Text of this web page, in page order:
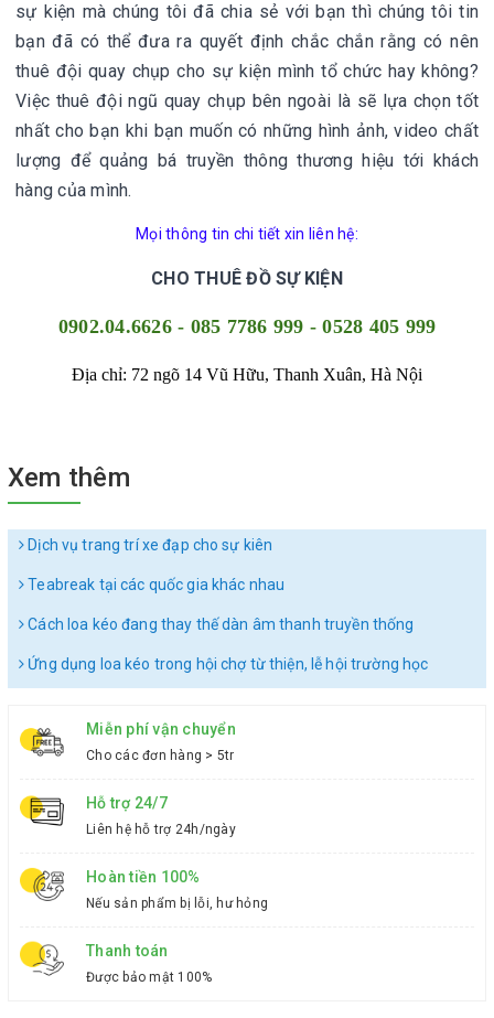
sự kiện mà chúng tôi đã chia sẻ với bạn thì chúng tôi tin
bạn đã có thể đưa ra quyết định chắc chắn rằng có nên
thuê đội quay chụp cho sự kiện mình tổ chức hay không?
Việc thuê đội ngũ quay chụp bên ngoài là sẽ lựa chọn tốt
nhất cho bạn khi bạn muốn có những hình ảnh, video chất
lượng để quảng bá truyền thông thương hiệu tới khách
hàng của mình.
Mọi thông tin chi tiết xin liên hệ:
CHO THUÊ ĐỒ SỰ KIỆN
0902.04.6626 - 085 7786 999 - 0528 405 999
Địa chỉ: 72 ngõ 14 Vũ Hữu, Thanh Xuân, Hà Nội
Xem thêm
Dịch vụ trang trí xe đạp cho sự kiên
Teabreak tại các quốc gia khác nhau
Cách loa kéo đang thay thế dàn âm thanh truyền thống
Ứng dụng loa kéo trong hội chợ từ thiện, lễ hội trường học
Miễn phí vận chuyển
Cho các đơn hàng > 5tr
Hỗ trợ 24/7
Liên hệ hỗ trợ 24h/ngày
Hoàn tiền 100%
Nếu sản phẩm bị lỗi, hư hỏng
Thanh toán
Được bảo mật 100%